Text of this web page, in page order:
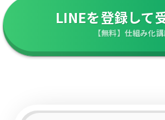
LINEを登録して
【無料】仕組み化